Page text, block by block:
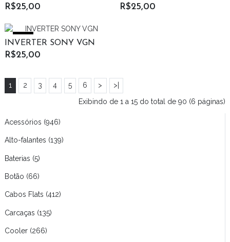
Acessórios (946)
Alto-falantes (139)
Baterias (5)
Botão (66)
Cabos Flats (412)
Carcaças (135)
Cooler (266)
R$25,00 R$25,00
INVERTER SONY VGN
R$25,00
1 2 3 4 5 6 >
>|
Exibindo de 1 a 15 do total de 90 (6 páginas)